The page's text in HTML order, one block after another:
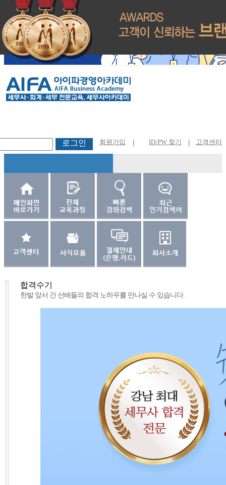
고객센터
|
ID/PW 찾기
|
회원가입
로그인
합격수기
한발 앞서 간 선배들의 합격 노하우를 만나실 수 있습니다.